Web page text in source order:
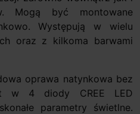
Mogą być montowane
Występują w wielu
oraz z kilkoma barwami
oprawa natynkowa bez
w 4 diody CREE LED
parametry świetlne.